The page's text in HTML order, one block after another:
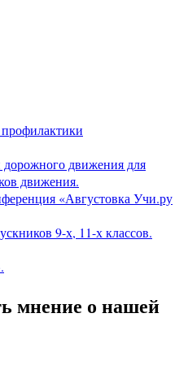
движения для
движения.
«Августовка Учи.ру
9-х, 11-х классов.
мнение о нашей